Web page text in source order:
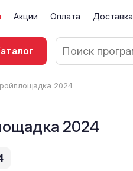
Акции Оплата Доставка
2024
2024